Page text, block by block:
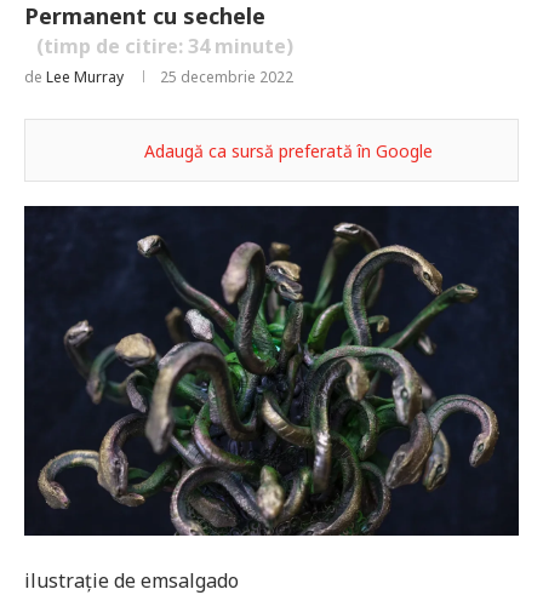
Permanent cu sechele
(timp de citire: 34minute)
de Lee Murray 25 decembrie 2022
Adaugă ca sursă preferată în Google
ilustrație de emsalgado